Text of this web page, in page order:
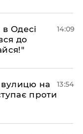
Одесі
до
14:09
на
проти
13:54